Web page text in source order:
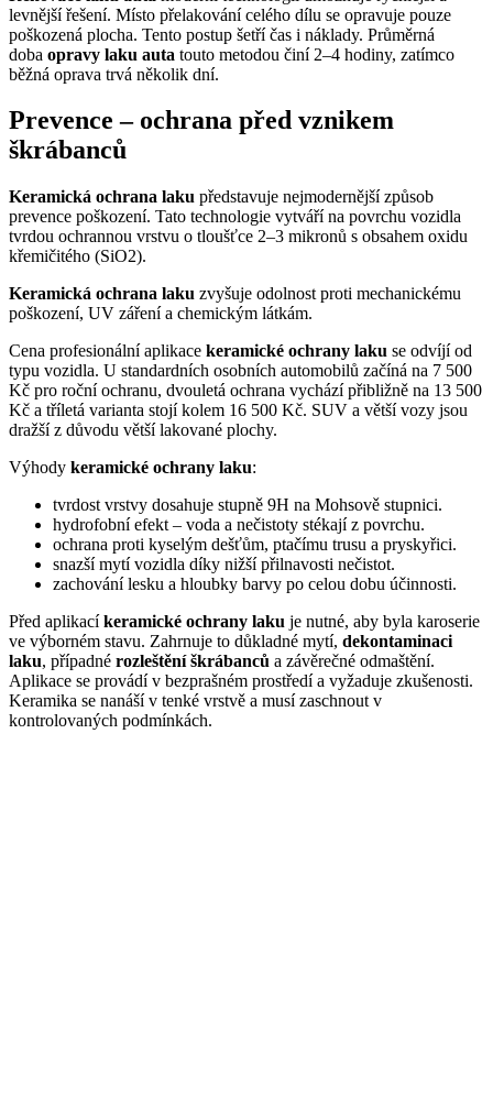
levnější řešení. Místo přelakování celého dílu se opravuje pouze
poškozená plocha. Tento postup šetří čas i náklady. Průměrná
doba opravy laku auta touto metodou činí 2–4 hodiny, zatímco
běžná oprava trvá několik dní.
Prevence – ochrana před vznikem
škrábanců
Keramická ochrana laku představuje nejmodernější způsob
prevence poškození. Tato technologie vytváří na povrchu vozidla
tvrdou ochrannou vrstvu o tloušťce 2–3 mikronů s obsahem oxidu
křemičitého (SiO2).
Keramická ochrana laku zvyšuje odolnost proti mechanickému
poškození, UV záření a chemickým látkám.
Cena profesionální aplikace keramické ochrany laku se odvíjí od
typu vozidla. U standardních osobních automobilů začíná na 7 500
Kč pro roční ochranu, dvouletá ochrana vychází přibližně na 13 500
Kč a tříletá varianta stojí kolem 16 500 Kč. SUV a větší vozy jsou
dražší z důvodu větší lakované plochy.
Výhody keramické ochrany laku:
tvrdost vrstvy dosahuje stupně 9H na Mohsově stupnici.
hydrofobní efekt – voda a nečistoty stékají z povrchu.
ochrana proti kyselým dešťům, ptačímu trusu a pryskyřici.
snazší mytí vozidla díky nižší přilnavosti nečistot.
zachování lesku a hloubky barvy po celou dobu účinnosti.
Před aplikacíkeramické ochrany laku je nutné, aby byla karoserie
ve výborném stavu. Zahrnuje to důkladné mytí, dekontaminaci
laku, případné rozleštění škrábanců a závěrečné odmaštění.
Aplikace se provádí v bezprašném prostředí a vyžaduje zkušenosti.
Keramika se nanáší v tenké vrstvě a musí zaschnout v
kontrolovaných podmínkách.